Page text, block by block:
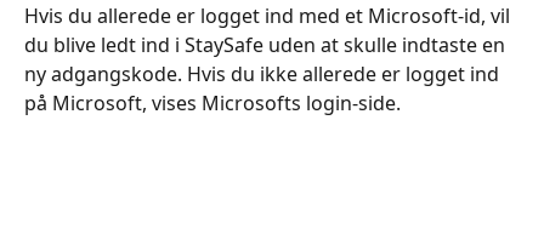
Hvis du allerede er logget ind med et Microsoft-id, vil
du blive ledt ind i StaySafe uden at skulle indtaste en
ny adgangskode. Hvis du ikke allerede er logget ind
på Microsoft, vises Microsofts login-side.